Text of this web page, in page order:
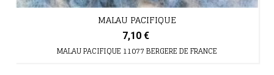
MALAU PACIFIQUE
7,10 €
MALAU PACIFIQUE 11077 BERGERE DE FRANCE